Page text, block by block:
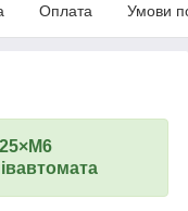
Оплата Умови